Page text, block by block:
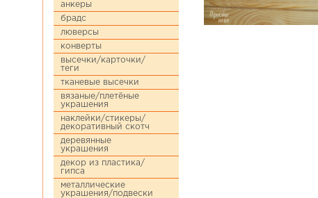
анкеры
брадс
люверсы
конверты
высечки/карточки/
теги
тканевые высечки
вязаные/плетёные
украшения
наклейки/стикеры/
декоративный скотч
деревянные
украшения
декор из пластика/
гипса
металлические
украшения/подвески